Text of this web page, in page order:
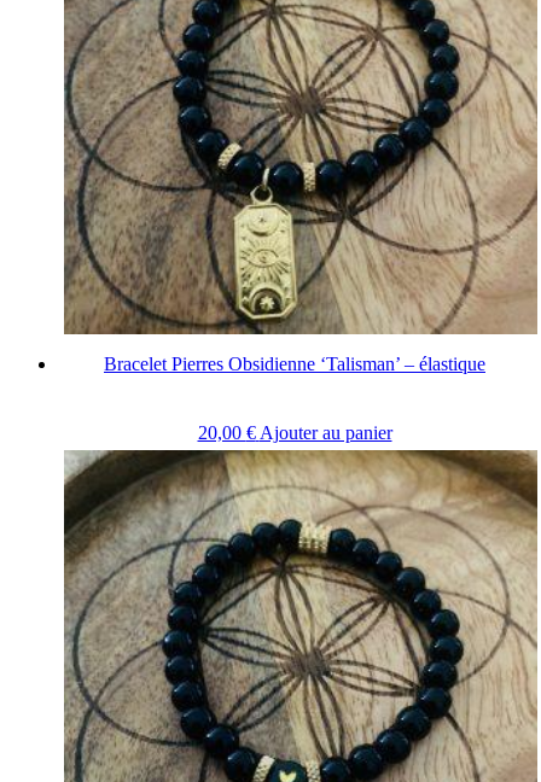
Bracelet Pierres Obsidienne ‘Talisman’ – élastique
20,00 € Ajouter au panier